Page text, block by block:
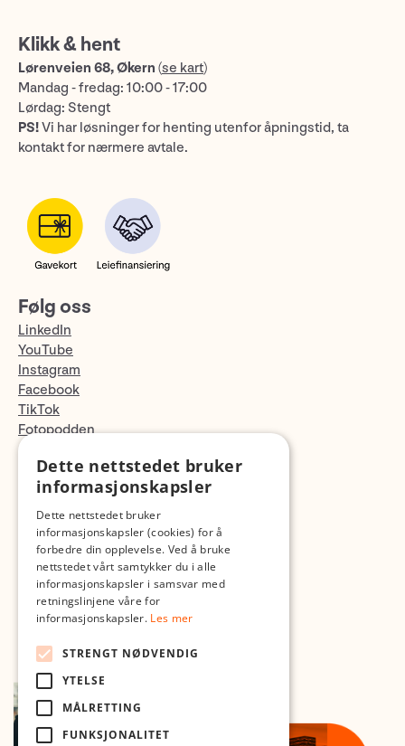
Klikk & hent
Lørenveien 68, Økern (se kart)
Mandag - fredag: 10:00 - 17:00
Lørdag: Stengt
PS!Vi har løsninger for henting utenfor åpningstid, ta
kontakt for nærmere avtale.
Følg oss
LinkedIn
YouTube
Instagram
Facebook
TikTok
Fotopodden
Med forbehold om skrive- og lagerfeil
Dette nettstedet bruker
informasjonskapsler
Dette nettstedet bruker
informasjonskapsler (cookies) for å
forbedre din opplevelse. Ved å bruke
nettstedet vårt samtykker du i alle
informasjonskapsler i samsvar med
retningslinjene våre for
informasjonskapsler. Les mer
STRENGT NØDVENDIG
YTELSE
MÅLRETTING
FUNKSJONALITET